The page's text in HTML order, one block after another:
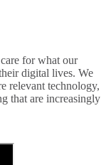
for what our
digital lives. We
relevant technology,
that are increasingly